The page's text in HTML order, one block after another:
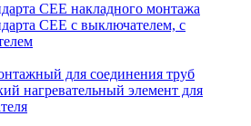
СЕЕ накладного монтажа
СЕЕ с выключателем, с
для соединения труб
нагревательный элемент для